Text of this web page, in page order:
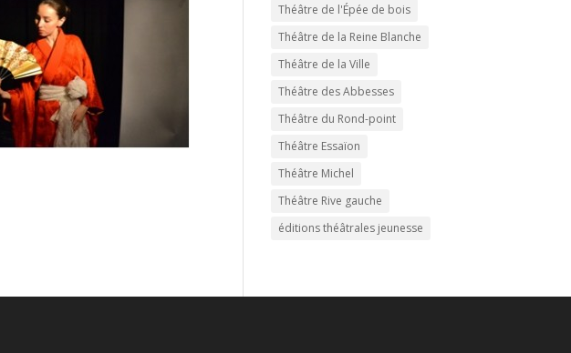
Théâtre de l'Épée de bois
Théâtre de la Reine Blanche
Théâtre de la Ville
Théâtre des Abbesses
Théâtre du Rond-point
Théâtre Essaïon
Théâtre Michel
Théâtre Rive gauche
éditions théâtrales jeunesse